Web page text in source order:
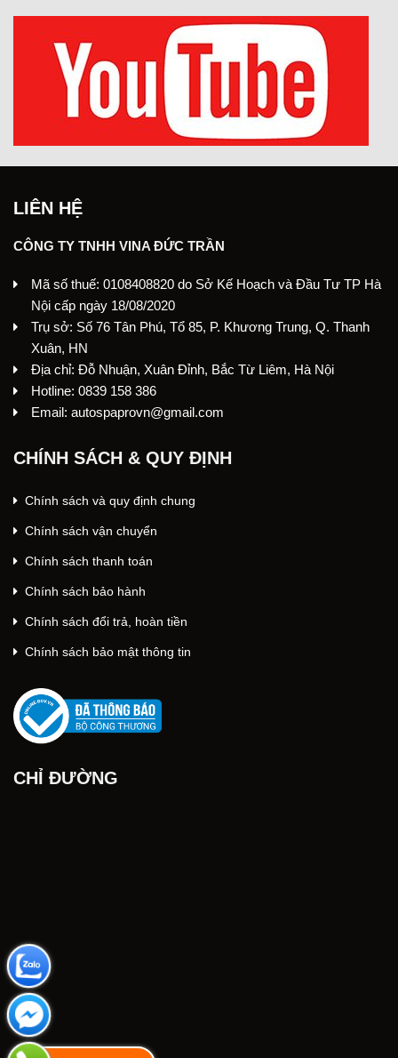
LIÊN HỆ
CÔNG TY TNHH VINA ĐỨC TRẦN
Mã số thuế: 0108408820 do Sở Kế Hoạch và Đầu Tư TP Hà
Nội cấp ngày 18/08/2020
Trụ sở: Số 76 Tân Phú, Tổ 85, P. Khương Trung, Q. Thanh
Xuân, HN
Địa chỉ: Đỗ Nhuận, Xuân Đỉnh, Bắc Từ Liêm, Hà Nội
Hotline: 0839 158 386
Email: autospaprovn@gmail.com
CHÍNH SÁCH & QUY ĐỊNH
Chính sách và quy định chung
Chính sách vận chuyển
Chính sách thanh toán
Chính sách bảo hành
Chính sách đổi trả, hoàn tiền
Chính sách bảo mật thông tin
CHỈ ĐƯỜNG